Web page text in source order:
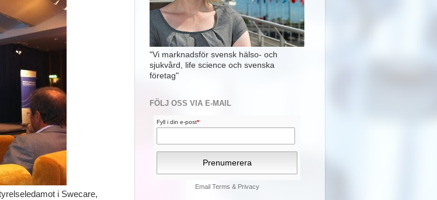
i Swecare,
"Vi marknadsför svensk hälso- och
sjukvård, life science och svenska
företag"
FÖLJ OSS VIA E-MAIL
Fyll i din e-post*
Email Terms & Privacy